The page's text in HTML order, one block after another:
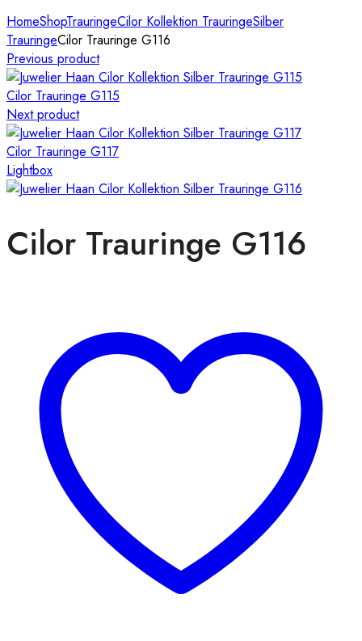
HomeShopTrauringeCilor Kollektion TrauringeSilber
TrauringeCilor Trauringe G116
Previous product
Cilor Trauringe G115
Next product
Cilor Trauringe G117
Lightbox
Cilor Trauringe G116